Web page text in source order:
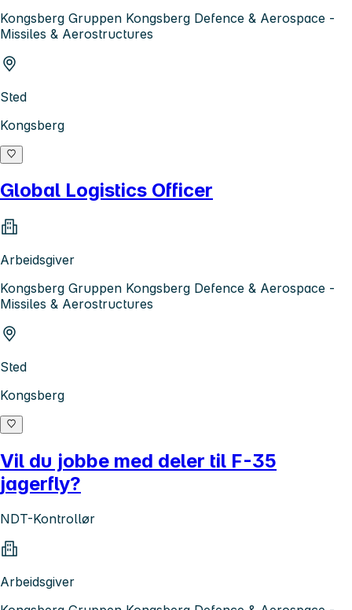
Kongsberg Gruppen Kongsberg Defence & Aerospace -
Missiles & Aerostructures
Sted
Kongsberg
Global Logistics Officer
Arbeidsgiver
Kongsberg Gruppen Kongsberg Defence & Aerospace -
Missiles & Aerostructures
Sted
Kongsberg
Vil du jobbe med deler til F-35
jagerfly?
NDT-Kontrollør
Arbeidsgiver